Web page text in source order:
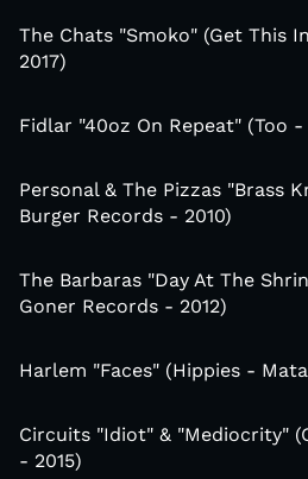
The Chats "Smoko" (Get This
2017)
Fidlar "40oz On Repeat" (Too
Personal & The Pizzas "Brass
Burger Records - 2010)
The Barbaras "Day At The
Goner Records - 2012)
Harlem "Faces" (Hippies -
Circuits "Idiot" & "Mediocrity"
- 2015)